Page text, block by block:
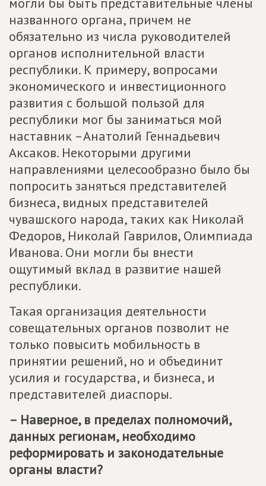
названного органа, причем не
обязательно из числа руководителей
органов исполнительной власти
республики. К примеру, вопросами
экономического и инвестиционного
развития с большой пользой для
республики мог бы заниматься мой
наставник –Анатолий Геннадьевич
Аксаков. Некоторыми другими
направлениями целесообразно было бы
попросить заняться представителей
бизнеса, видных представителей
чувашского народа, таких как Николай
Федоров, Николай Гаврилов, Олимпиада
Иванова. Они могли бы внести
ощутимый вклад в развитие нашей
республики.
Такая организация деятельности
совещательных органов позволит не
только повысить мобильность в
принятии решений, но и объединит
усилия и государства, и бизнеса, и
представителей диаспоры.
– Наверное, в пределах полномочий,
данных регионам, необходимо
реформировать и законодательные
органы власти?